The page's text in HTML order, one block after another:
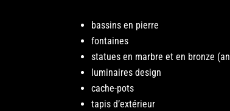
bassins en pierre
fontaines
statues en marbre et en bronze
luminaires design
cache-pots
tapis d’extérieur